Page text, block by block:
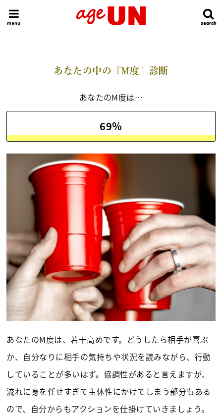
search
search
menu
HOME 今日の運勢ランキング 明日の運勢ランキング 今週の運勢
あなたの中の『M度』診断
あなたのM度は…
69％
あなたのM度は、若干高めです。どうしたら相手が喜ぶ
か、自分なりに相手の気持ちや状況を読みながら、行動
していることが多いはず。協調性があると言えますが、
流れに身を任せすぎて主体性にかけてしまう部分もある
ので、自分からもアクションを仕掛けていきましょう。